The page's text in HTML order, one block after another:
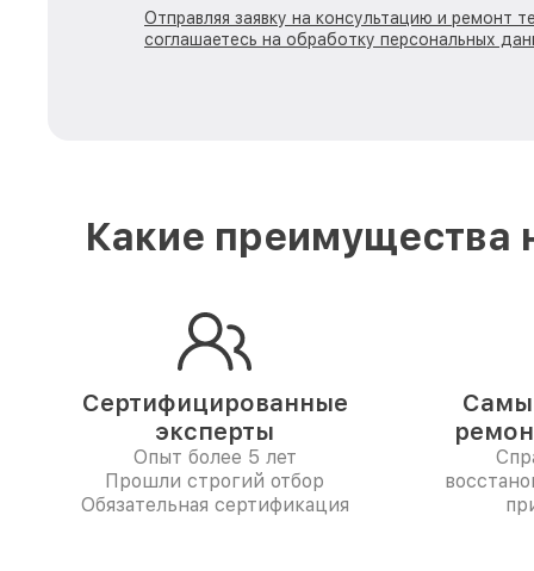
Отправляя заявку на консультацию и ремонт
соглашаетесь на обработку персональных
Какие преимущества
Сертифицированные
эксперты
Опыт более 5 лет
Прошли строгий отбор
Обязательная сертификация